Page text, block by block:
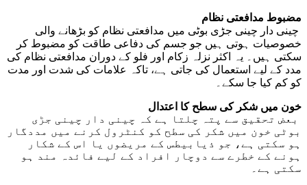
مضبوط مدافعتی نظام
چینی دار چینی جڑی بوٹی میں مدافعتی نظام کو بڑھانے والی
خصوصیات ہوتی ہیں جو جسم کی دفاعی طاقت کو مضبوط کر
سکتی ہیں۔ یہ اکثر نزلہ زکام اور فلو کے دوران مدافعتی نظام کی
مدد کے لیے استعمال کی جاتی ہے، تاکہ علامات کی شدت اور مدت
کو کم کیا جا سکے۔
خون میں شکر کی سطح کا اعتدال
بعض تحقیق سے پتہ چلتا ہے کہ چینی دار چینی جڑی
بوٹی خون میں شکر کی سطح کو کنٹرول کرنے میں مددگار
ہو سکتی ہے، جو ذیابیطس کے مریضوں یا اس کے شکار
ہونے کے خطرے سے دوچار افراد کے لیے فائدہ مند ہو
سکتی ہے۔